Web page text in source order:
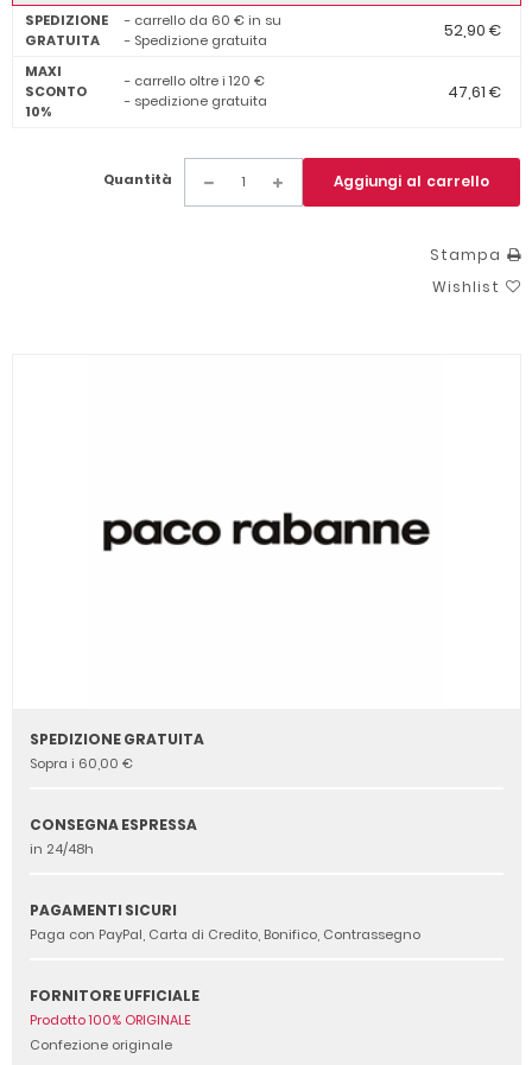
SPEDIZIONE
GRATUITA
- carrello da 60 € in su
- Spedizione gratuita
52,90 €
MAXI
SCONTO
10%
- carrello oltre i 120 €
- spedizione gratuita
47,61 €
Quantità Aggiungi al carrello
Stampa
Wishlist
SPEDIZIONE GRATUITA
Sopra i 60,00 €
CONSEGNA ESPRESSA
in 24/48h
PAGAMENTI SICURI
Paga con PayPal, Carta di Credito, Bonifico, Contrassegno
FORNITORE UFFICIALE
Prodotto 100% ORIGINALE
Confezione originale